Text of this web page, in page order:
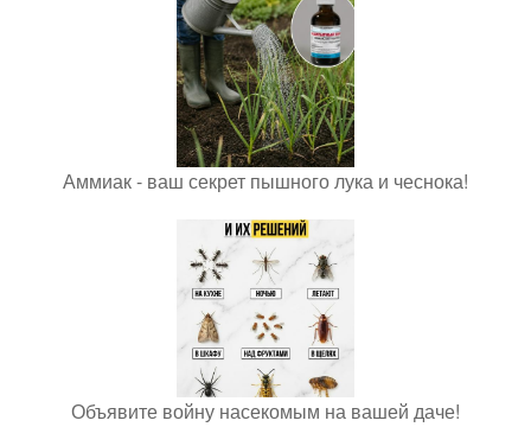
Аммиак - ваш секрет пышного лука и чеснока!
Объявите войну насекомым на вашей даче!